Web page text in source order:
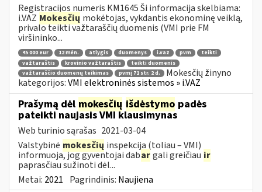
Registracijos numeris KM1645 Ši informacija skelbiama:
i.VAZ Mokesčių mokėtojas, vykdantis ekonominę veiklą,
privalo teikti važtaraščių duomenis (VMI prie FM
viršininko...
45 000 eur 12 mėn. atlygis duomenys i.vaz pvm
teikti
važtaraštis
krovinio važtaraštis
teikti duomenis
važtaraščio duomenų teikimas
pvmį 71 str. 2 d.
Mokesčių žinyno
kategorijos:VMI elektroninės sistemos » i.VAZ
Prašymą dėl mokesčių išdėstymo padės
pateikti naujasis VMI klausimynas
Web turinio sąrašas 2021-03-04
Valstybinė mokesčių inspekcija (toliau – VMI)
informuoja, jog gyventojai dabargali greičiau ir
paprasčiau sužinoti dėl...
Metai: 2021 Pagrindinis: Naujiena